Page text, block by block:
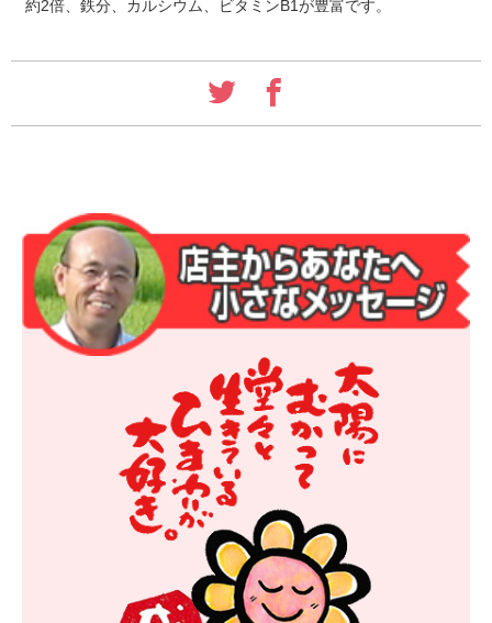
約2倍、鉄分、カルシウム、ビタミンB1が豊富です。